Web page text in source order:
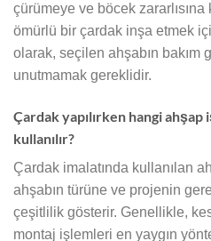
çürümeye ve böcek zararlısına
ömürlü bir çardak inşa etmek
olarak, seçilen ahşabın bakım
unutmamak gereklidir.
Çardak yapılırken hangi
kullanılır?
Çardak imalatında kullanılan
ahşabın türüne ve projenin
çeşitlilik gösterir. Genellikle,
montaj işlemleri en yaygın